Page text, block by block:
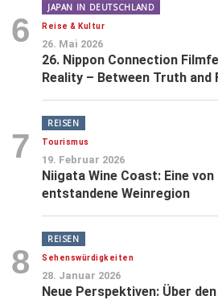
6
JAPAN IN DEUTSCHLAND
Reise & Kultur
26. Mai 2026
26. Nippon Connection
Reality – Between Truth and
7
REISEN
Tourismus
19. Februar 2026
Niigata Wine Coast: Eine
entstandene Weinregion
8
REISEN
Sehenswürdigkeiten
28. Januar 2026
Neue Perspektiven: Über